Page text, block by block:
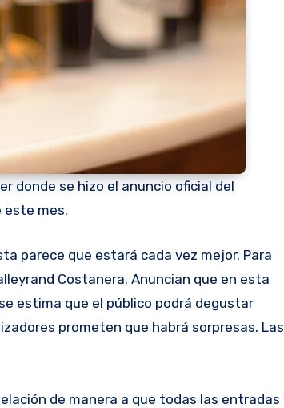
donde se hizo el anuncio oficial del
este mes.
Costanera. Anuncian que en esta
estima que el público podrá degustar
prometen que habrá sorpresas. Las
de manera a que todas las entradas